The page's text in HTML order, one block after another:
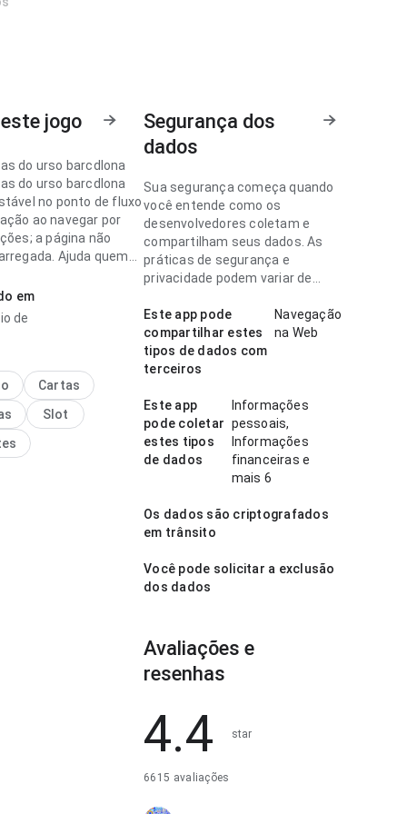
jogo
do urso barcdlona
do urso barcdlona
no ponto de fluxo
ao navegar por
a página não
Ajuda quem
do urso barcdlona
seções; a estrutura
o próximo passo. Isso
confiança ao
em
de
Cartas
Slot
Segurança dos
dados
Sua segurança começa quando
você entende como os
desenvolvedores coletam e
compartilham seus dados. As
práticas de segurança e
privacidade podem variar de
idade.
Este app pode
compartilhar estes
tipos de dados com
terceiros
Navegação
na Web
Este app
pode coletar
estes tipos
de dados
Informações
pessoais,
Informações
financeiras e
mais 6
Os dados são criptografados
em trânsito
Você pode solicitar a exclusão
dos dados
Avaliações e
resenhas
4.4 star
6615 avaliações